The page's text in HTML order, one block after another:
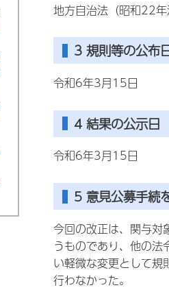
地方自治法（昭和22
3 規則等の公布
令和6年3月15日
4 結果の公示日
令和6年3月15日
5 意見公募手続
今回の改正は、関与対
うものであり、他の
い軽微な変更として
行わなかった。